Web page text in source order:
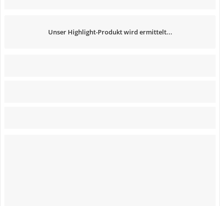
Unser Highlight-Produkt wird ermittelt...